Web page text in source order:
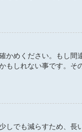
かめください。もし間
もしれない事です。そ
しでも減らすため、長